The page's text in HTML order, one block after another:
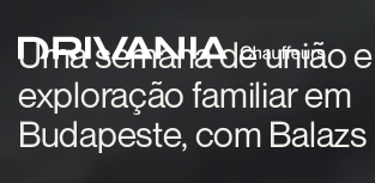
Uma semana de união e
exploração familiar em
Budapeste, com Balazs